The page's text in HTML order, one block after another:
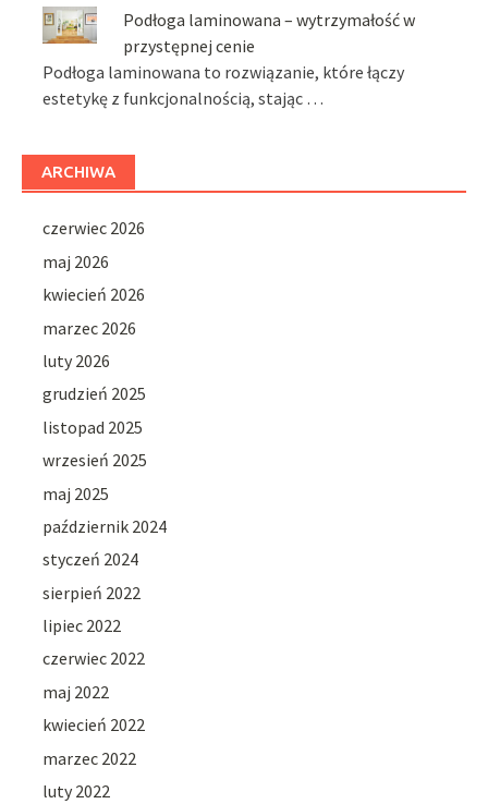
Podłoga laminowana – wytrzymałość w
przystępnej cenie
Podłoga laminowana to rozwiązanie, które łączy
estetykę z funkcjonalnością, stając …
ARCHIWA
czerwiec 2026
maj 2026
kwiecień 2026
marzec 2026
luty 2026
grudzień 2025
listopad 2025
wrzesień 2025
maj 2025
październik 2024
styczeń 2024
sierpień 2022
lipiec 2022
czerwiec 2022
maj 2022
kwiecień 2022
marzec 2022
luty 2022